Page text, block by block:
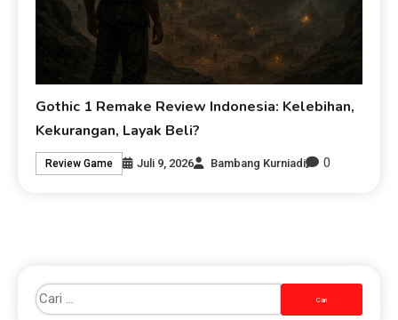
Gothic 1 Remake Review Indonesia: Kelebihan,
Kekurangan, Layak Beli?
Review Game Juli 9, 2026 Bambang Kurniadi 0